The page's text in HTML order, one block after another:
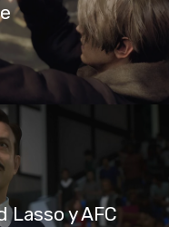
Lasso y AFC